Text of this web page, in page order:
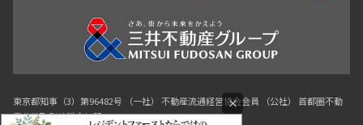
東京都知事（3）第96482号 （一社） 不動産流通経営協会会員 （公社） 首都圏不動
産公正取引協議会加盟
×